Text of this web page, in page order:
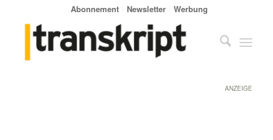
Abonnement Newsletter Werbung
ANZEIGE